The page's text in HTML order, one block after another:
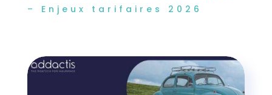
– Enjeux tarifaires 2026